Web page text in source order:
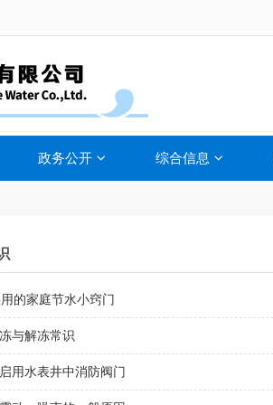
政务公开 综合信息
的家庭节水小窍门
与解冻常识
用水表井中消防阀门